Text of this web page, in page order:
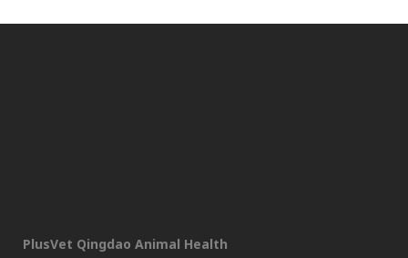
PlusVet Qingdao Animal Health